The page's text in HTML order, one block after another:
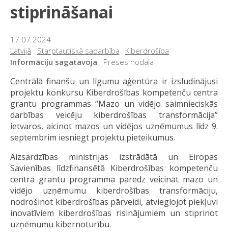
stiprināšanai
17.07.2024
Latvijā
Starptautiskā sadarbība
Kiberdrošība
Informāciju sagatavoja
Preses nodaļa
Centrālā finanšu un līgumu aģentūra ir izsludinājusi
projektu konkursu Kiberdrošības kompetenču centra
grantu programmas “Mazo un vidējo saimnieciskās
darbības veicēju kiberdrošības transformācija”
ietvaros, aicinot mazos un vidējos uzņēmumus līdz 9.
septembrim iesniegt projektu pieteikumus.
Aizsardzības ministrijas izstrādātā un Eiropas
Savienības līdzfinansētā Kiberdrošības kompetenču
centra grantu programma paredz veicināt mazo un
vidējo uzņēmumu kiberdrošības transformāciju,
nodrošinot kiberdrošības pārveidi, atvieglojot piekļuvi
inovatīviem kiberdrošības risinājumiem un stiprinot
uzņēmumu kibernoturību.